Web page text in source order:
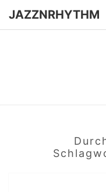
Skip
JAZZNRHYTHM